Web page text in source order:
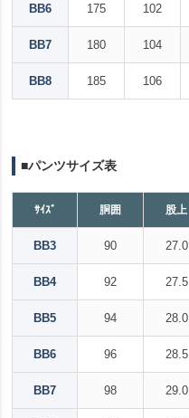
BB6 175 102
BB7 180 104
BB8 185 106
■パンツサイズ表
ｻｲｽﾞ 胴囲 股上
BB3 90 27.0
BB4 92 27.5
BB5 94 28.0
BB6 96 28.5
BB7 98 29.0